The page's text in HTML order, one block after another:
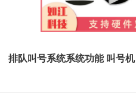
排队叫号系统系统功能 叫号